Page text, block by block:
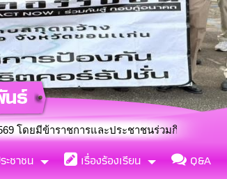
ปีงบประมาณ พ.ศ. 2569
การและประชาชนร่วมกิจกรรมปลูกป่าและจิตอาส
ชาชน เรื่องร้องเรียน Q&A